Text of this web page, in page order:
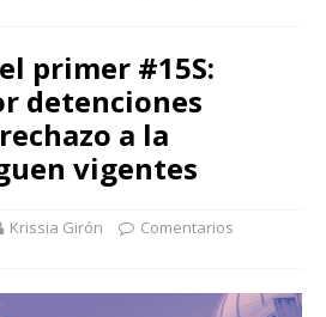
primer #15S:
detenciones
a la
vigentes
Krissia Girón
Comentarios